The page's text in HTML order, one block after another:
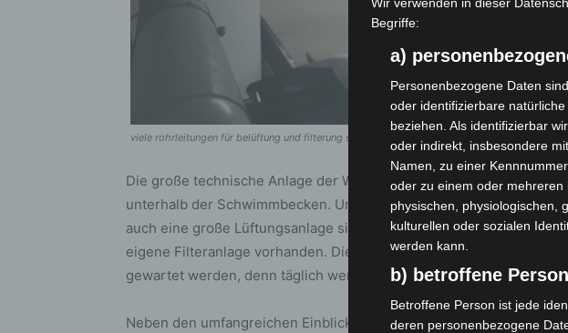
viele rohrleitungen für belüftung und filterung sind im kellerbereich unterhalb der
Die große technische Anlage der Wasserwelt Langenhagen
unterhalb der Schwimmbecken. Unzählige Rohre, verschiedene
auch eine große Lüftungsanlage sind hier verbaut. Auch ist hier für
eigene Filteranlage vorhanden. Diese Anlagen müssen
gewartet werden, denn täglich werden hier ca. 20 Millionen Liter
Neben den umfangreichen Einblicken durfte natürlich der Spaß
Begriffe:
a)
Personenbezogene Daten
oder identifizierbare
beziehen. Als identifizierbar
oder indirekt, insbesondere
Namen, zu einer
oder zu einem oder
physischen, physiologischen,
kulturellen oder sozialen
werden kann.
b) betroffene Person
Betroffene Person ist jede
deren personenbezogene